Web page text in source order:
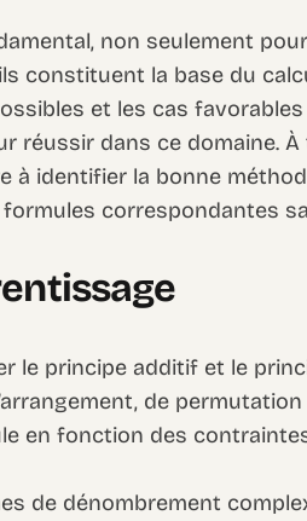
non seulement
constituent la base du
et les cas
réussir dans ce domaine.
à identifier la bonne
correspondantes
le principe additif et le
de
en fonction des
de dénombrement